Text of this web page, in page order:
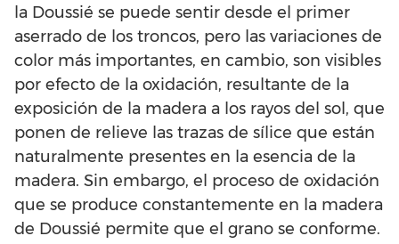
la Doussié se puede sentir desde el primer
aserrado de los troncos, pero las variaciones de
color más importantes, en cambio, son visibles
por efecto de la oxidación, resultante de la
exposición de la madera a los rayos del sol, que
ponen de relieve las trazas de sílice que están
naturalmente presentes en la esencia de la
madera. Sin embargo, el proceso de oxidación
que se produce constantemente en la madera
de Doussié permite que el grano se conforme.